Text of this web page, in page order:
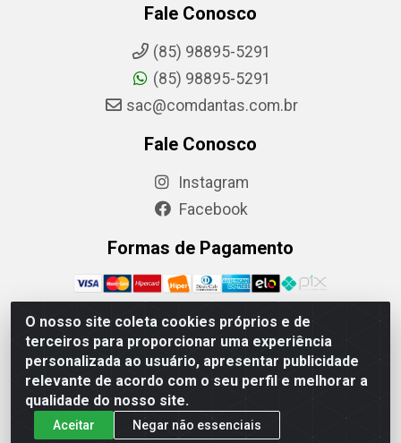
O nosso site coleta cookies próprios e de
terceiros para proporcionar uma experiência
personalizada ao usuário, apresentar publicidade
relevante de acordo com o seu perfil e melhorar a
qualidade do nosso site.
Aceitar Negar não essenciais
Fale Conosco
(85) 98895-5291
(85) 98895-5291
sac@comdantas.com.br
Fale Conosco
Instagram
Facebook
Formas de Pagamento
Rafael & Dantas LTDA - Rua Floriano Peixoto, 137-
Centro, CEP: 60025-130 | CNPJ: 02.884.314/0001-20